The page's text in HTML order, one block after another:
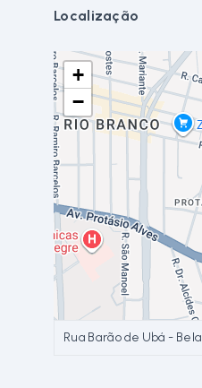
Localização
+
−
Rua Barão de Ubá -